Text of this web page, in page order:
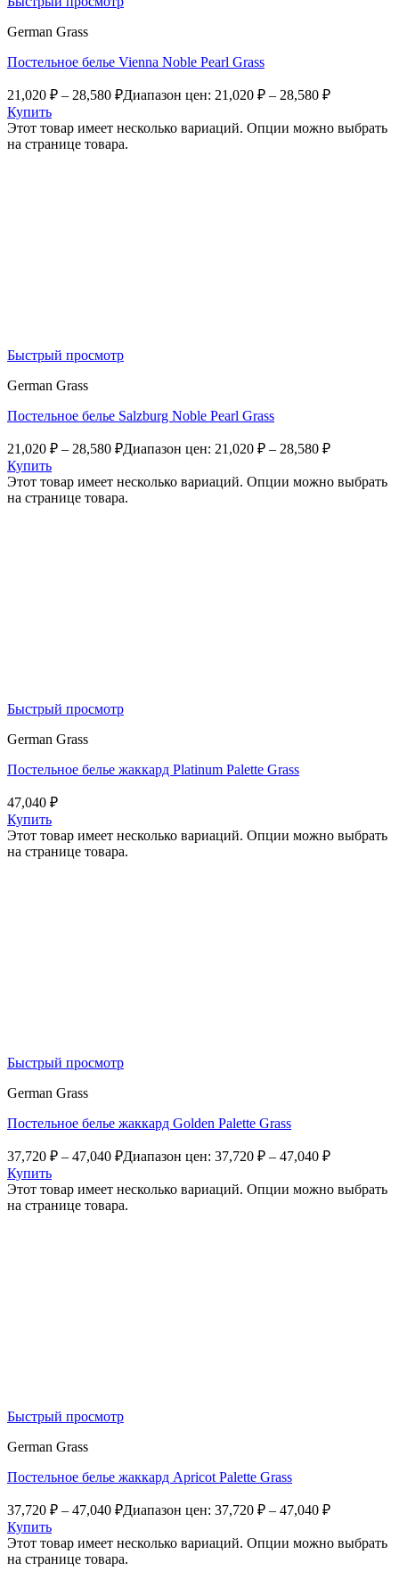
German Grass
Постельное белье Vienna Noble Pearl Grass
21,020 ₽ – 28,580 ₽Диапазон цен: 21,020 ₽ – 28,580 ₽
Купить
Этот товар имеет несколько вариаций. Опции можно выбрать
на странице товара.
Быстрый просмотр
German Grass
Постельное белье Salzburg Noble Pearl Grass
21,020 ₽ – 28,580 ₽Диапазон цен: 21,020 ₽ – 28,580 ₽
Купить
Этот товар имеет несколько вариаций. Опции можно выбрать
на странице товара.
Быстрый просмотр
German Grass
Постельное белье жаккард Platinum Palette Grass
47,040 ₽
Купить
Этот товар имеет несколько вариаций. Опции можно выбрать
на странице товара.
Быстрый просмотр
German Grass
Постельное белье жаккард Golden Palette Grass
37,720 ₽ – 47,040 ₽Диапазон цен: 37,720 ₽ – 47,040 ₽
Купить
Этот товар имеет несколько вариаций. Опции можно выбрать
на странице товара.
Быстрый просмотр
German Grass
Постельное белье жаккард Apricot Palette Grass
37,720 ₽ – 47,040 ₽Диапазон цен: 37,720 ₽ – 47,040 ₽
Купить
Этот товар имеет несколько вариаций. Опции можно выбрать
на странице товара.